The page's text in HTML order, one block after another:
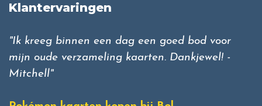
Klantervaringen
"Ik kreeg binnen een dag een goed bod voor
mijn oude verzameling kaarten. Dankjewel! -
Mitchell"